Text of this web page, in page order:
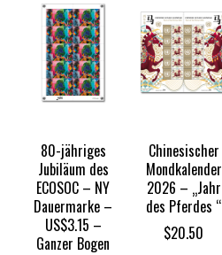
80-jähriges
Jubiläum des
ECOSOC – NY
Dauermarke –
US$3.15 –
Ganzer Bogen
Chinesischer
Mondkalender
2026 – „Jahr
des Pferdes “
$20.50